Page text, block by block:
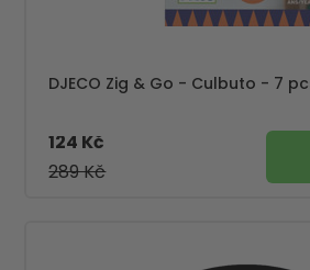
DJECO Zig & Go - Culbuto - 7
289 Kč
124 Kč